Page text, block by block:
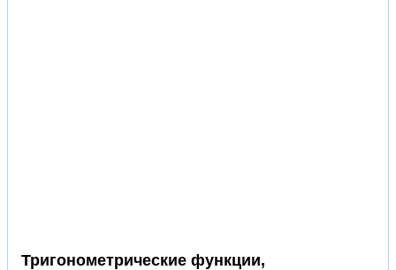
Тригонометрические функции,